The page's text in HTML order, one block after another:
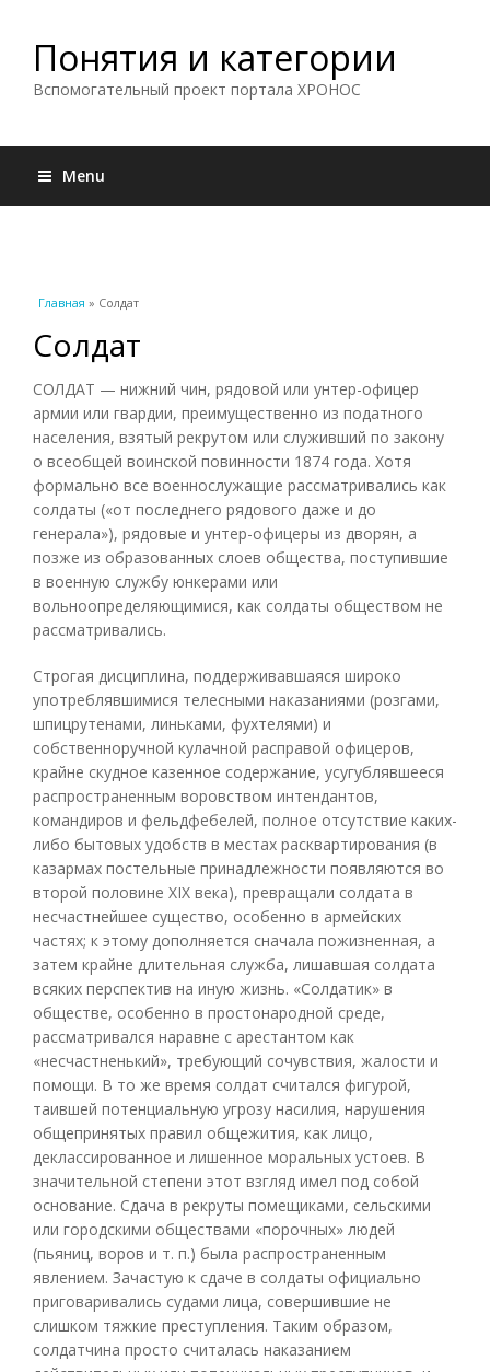
Понятия и категории
Вспомогательный проект портала ХРОНОС
Menu
Вы здесь
Главная » Солдат
Солдат
СОЛДАТ — нижний чин, рядовой или унтер-офицер
армии или гвардии, преимущественно из податного
населения, взятый рекрутом или служивший по закону
о всеобщей воинской повинности 1874 года. Хотя
формально все военнослужащие рассматривались как
солдаты («от последнего рядового даже и до
генерала»), рядовые и унтер-офицеры из дворян, а
позже из образованных слоев общества, поступившие
в военную службу юнкерами или
вольноопределяющимися, как солдаты обществом не
рассматривались.
Строгая дисциплина, поддерживавшаяся широко
употреблявшимися телесными наказаниями (розгами,
шпицрутенами, линьками, фухтелями) и
собственноручной кулачной расправой офицеров,
крайне скудное казенное содержание, усугублявшееся
распространенным воровством интендантов,
командиров и фельдфебелей, полное отсутствие каких-
либо бытовых удобств в местах расквартирования (в
казармах постельные принадлежности появляются во
второй половине XIX века), превращали солдата в
несчастнейшее существо, особенно в армейских
частях; к этому дополняется сначала пожизненная, а
затем крайне длительная служба, лишавшая солдата
всяких перспектив на иную жизнь. «Солдатик» в
обществе, особенно в простонародной среде,
рассматривался наравне с арестантом как
«несчастненький», требующий сочувствия, жалости и
помощи. В то же время солдат считался фигурой,
таившей потенциальную угрозу насилия, нарушения
общепринятых правил общежития, как лицо,
деклассированное и лишенное моральных устоев. В
значительной степени этот взгляд имел под собой
основание. Сдача в рекруты помещиками, сельскими
или городскими обществами «порочных» людей
(пьяниц, воров и т. п.) была распространенным
явлением. Зачастую к сдаче в солдаты официально
приговаривались судами лица, совершившие не
слишком тяжкие преступления. Таким образом,
солдатчина просто считалась наказанием